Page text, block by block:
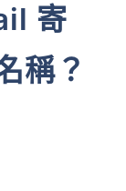
寄
稱？